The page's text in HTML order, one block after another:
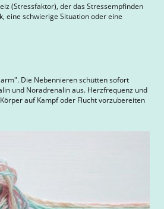
(Stressfaktor), der das Stressempfinden
eine schwierige Situation oder eine
Die Nebennieren schütten sofort
und Noradrenalin aus. Herzfrequenz und
auf Kampf oder Flucht vorzubereiten